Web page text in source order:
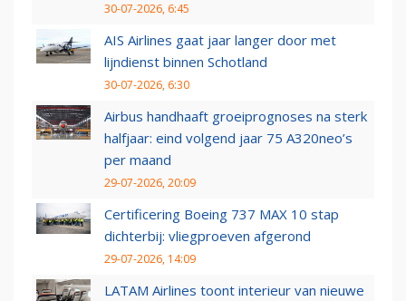
30-07-2026, 6:45
AIS Airlines gaat jaar langer door met
lijndienst binnen Schotland
30-07-2026, 6:30
Airbus handhaaft groeiprognoses na sterk
halfjaar: eind volgend jaar 75 A320neo’s
per maand
29-07-2026, 20:09
Certificering Boeing 737 MAX 10 stap
dichterbij: vliegproeven afgerond
29-07-2026, 14:09
LATAM Airlines toont interieur van nieuwe